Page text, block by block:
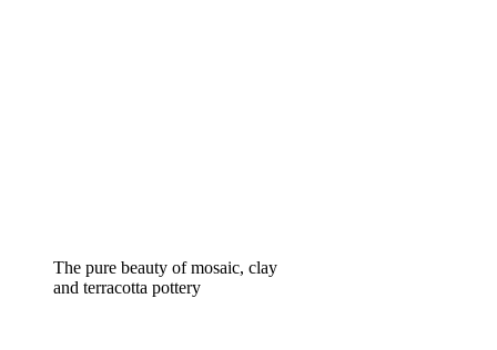
The pure beauty of mosaic, clay
and terracotta pottery